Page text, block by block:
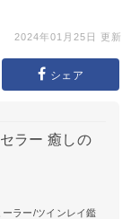
2024年01月25日 更新
シェア
ラー 癒しの
ラー/ツインレイ鑑